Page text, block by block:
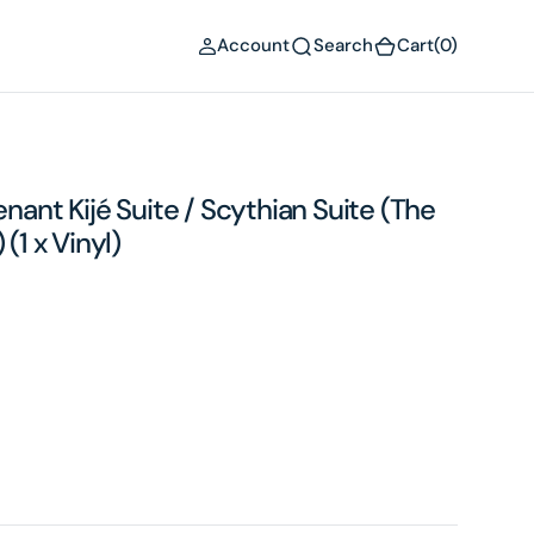
Account Search Cart(0)
Kijé Suite / Scythian Suite (The
x Vinyl)